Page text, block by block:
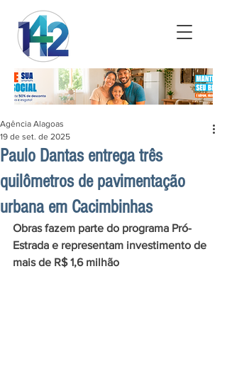
Paulo Dantas entrega três
quilômetros de pavimentação
urbana em Cacimbinhas
Agência Alagoas
19 de set. de 2025
Obras fazem parte do programa Pró-
Estrada e representam investimento de
mais de R$ 1,6 milhão